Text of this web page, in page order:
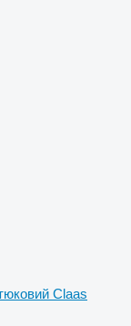
Claas